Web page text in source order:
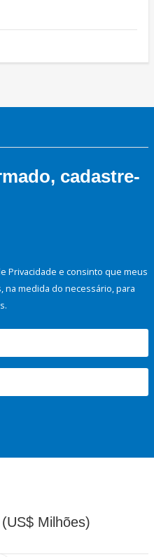
cadastre-
Privacidade e consinto que meus
medida do necessário, para
Milhões)